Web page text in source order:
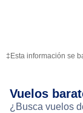
‡Esta información se
Vuelos
¿Busca vuelos